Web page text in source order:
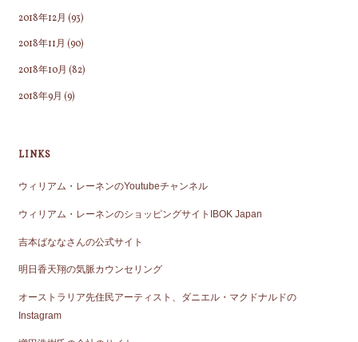
2018年12月 (93)
2018年11月 (90)
2018年10月 (82)
2018年9月 (9)
LINKS
ウィリアム・レーネンのYoutubeチャンネル
ウィリアム・レーネンのショッピングサイトIBOK Japan
吉本ばななさんの公式サイト
明日香天翔の気脈カウンセリング
オーストラリア先住民アーティスト、ダニエル・マクドナルドの
Instagram